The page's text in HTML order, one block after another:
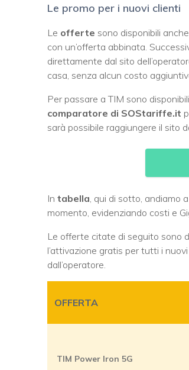
Le promo per i nuovi clienti
Le offerte sono disponibili
con un’offerta abbinata.
direttamente dal sito
casa, senza alcun costo
Per passare a TIM sono
comparatore di SOStariffe.it
sarà possibile raggiungere il sito
In tabella , qui di sotto, andiamo
momento, evidenziando costi e
Le offerte citate di seguito sono
l’attivazione gratis per tutti i
dall’operatore.
OFFERTA
TIM Power Iron 5G